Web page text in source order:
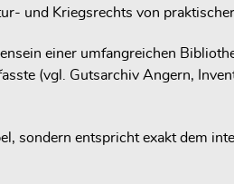
und Kriegsrechts von
einer umfangreichen
(vgl. Gutsarchiv Angern,
sondern entspricht exakt dem